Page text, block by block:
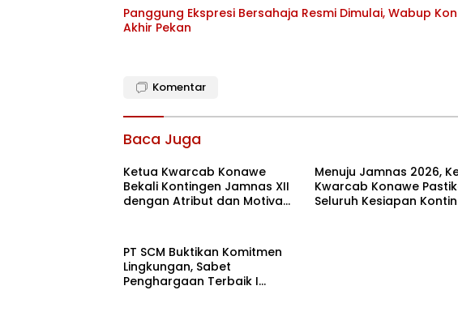
Panggung Ekspresi Bersahaja Resmi Dimulai, Wabup
Akhir Pekan
Komentar
Baca Juga
Ketua Kwarcab Konawe
Bekali Kontingen Jamnas XII
dengan Atribut dan Motivasi,
Menuju Jamnas 2026,
Kwarcab Konawe
Seluruh Kesiapan
PT SCM Buktikan Komitmen
Lingkungan, Sabet
Penghargaan Terbaik I